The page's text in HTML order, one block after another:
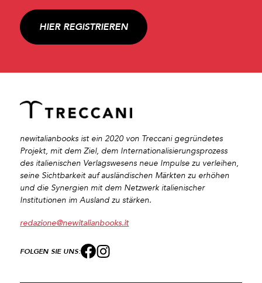
HIER REGISTRIEREN
newitalianbooks ist ein 2020 von Treccani gegründetes
Projekt, mit dem Ziel, dem Internationalisierungsprozess
des italienischen Verlagswesens neue Impulse zu verleihen,
seine Sichtbarkeit auf ausländischen Märkten zu erhöhen
und die Synergien mit dem Netzwerk italienischer
Institutionen im Ausland zu stärken.
redazione@newitalianbooks.it
FOLGEN SIE UNS: